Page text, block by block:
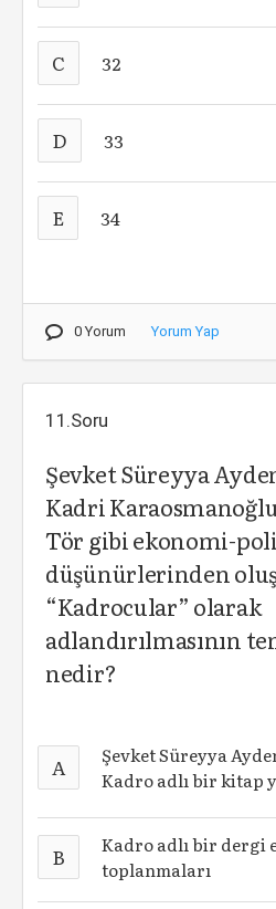
C 32
D 33
E 34
0 Yorum Yorum Yap
11.Soru
Şevket Süreyya
Kadri
Tör gibi ekonomi-
düşünürlerinden
“Kadrocular” olarak
adlandırılmasının
nedir?
A
Şevket Süreyya
Kadro adlı bir kitap
B
Kadro adlı bir dergi
toplanmaları